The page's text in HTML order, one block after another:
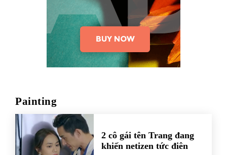
Painting
2 cô gái tên Trang đang
khiến netizen tức điên